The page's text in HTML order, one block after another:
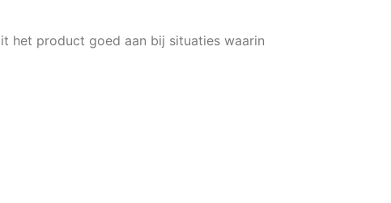
het product goed aan bij situaties waarin